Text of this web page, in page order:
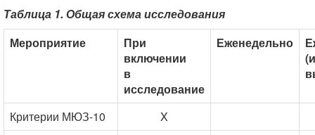
Таблица 1. Общая схема исследования
Мероприятие
При
включении
в
исследование
Еженедельно
Критерии МЮЗ-10
X